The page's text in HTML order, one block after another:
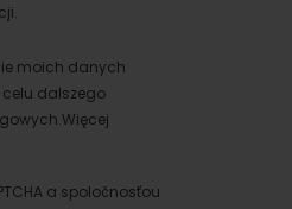
moich danych
dalszego
Więcej
a spoločnosťou